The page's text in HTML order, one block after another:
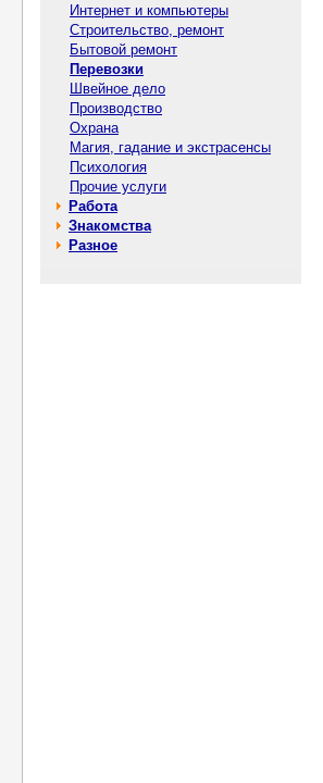
Интернет и компьютеры
Строительство, ремонт
Бытовой ремонт
Перевозки
Швейное дело
Производство
Охрана
Магия, гадание и экстрасенсы
Психология
Прочие услуги
Работа
Знакомства
Разное